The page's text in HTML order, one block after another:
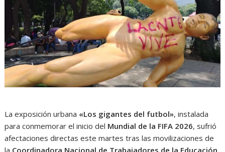
La exposición urbana «Los gigantes del futbol», instalada
para conmemorar el inicio del Mundial de la FIFA 2026, sufrió
afectaciones directas este martes tras las movilizaciones de